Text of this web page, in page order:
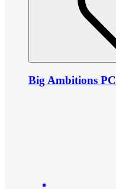
Big Ambitions PC